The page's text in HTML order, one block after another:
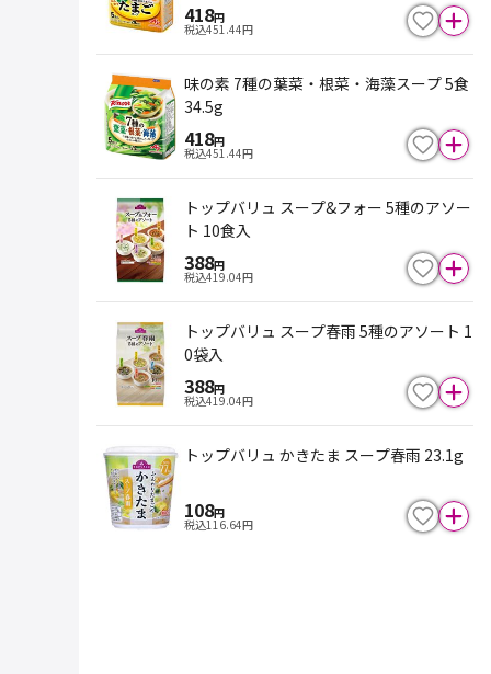
418円
税込451.44円
味の素 7種の葉菜・根菜・海藻スープ 5食
34.5g
418円
税込451.44円
トップバリュ スープ&フォー 5種のアソー
ト 10食入
388円
税込419.04円
トップバリュ スープ春雨 5種のアソート 1
0袋入
388円
税込419.04円
トップバリュ かきたま スープ春雨 23.1g
108円
税込116.64円